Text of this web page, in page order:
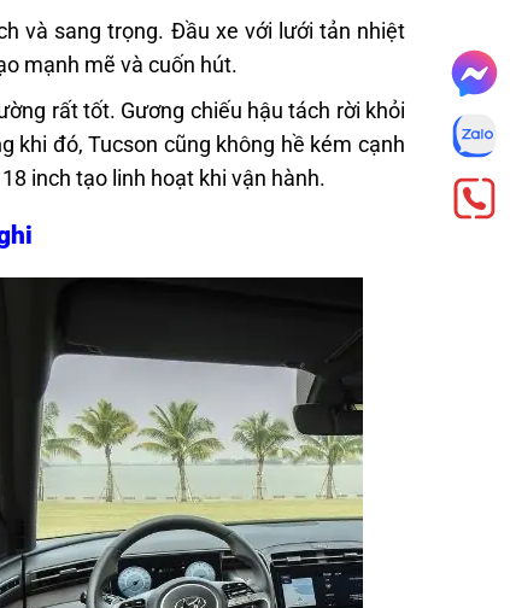
và sang trọng. Đầu xe với lưới tản nhiệt
mạnh mẽ và cuốn hút.
rất tốt. Gương chiếu hậu tách rời khỏi
khi đó, Tucson cũng không hề kém cạnh
inch tạo linh hoạt khi vận hành.